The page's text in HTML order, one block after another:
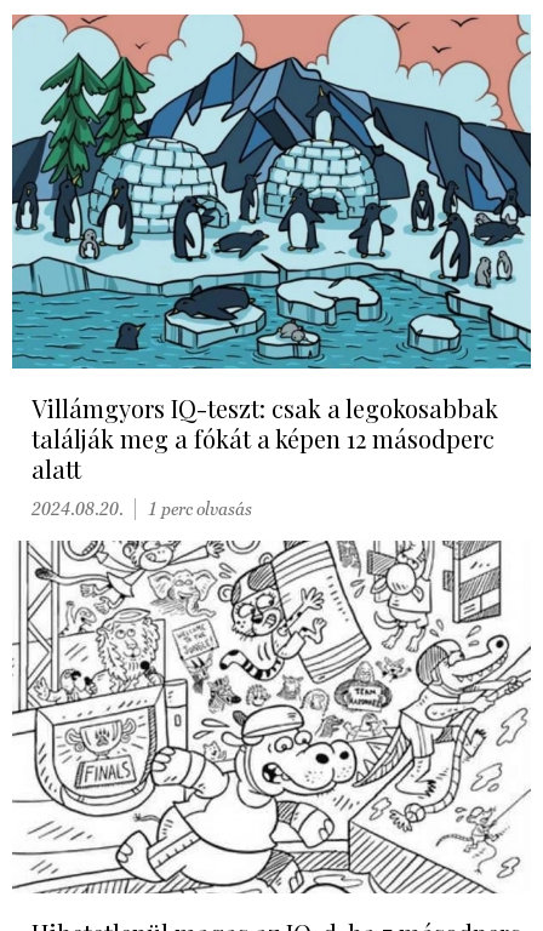
Villámgyors IQ-teszt: csak a legokosabbak
találják meg a fókát a képen 12 másodperc
alatt
2024.08.20. 1 perc olvasás